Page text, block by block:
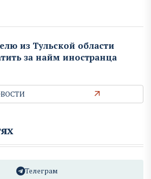
из Тульской области
за найм иностранца
Телеграм